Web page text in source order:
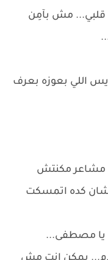
مش بآمِن
اللي بعوزه بعرف
مشاعر مكنتش
كده اتمسكت
مصطفى...